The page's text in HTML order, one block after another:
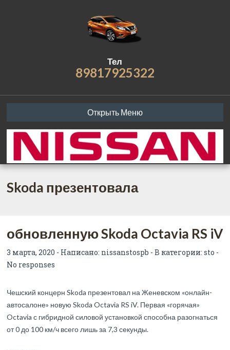
Тел
89817925322
Открыть Меню
Skoda презентовала
обновленную Skoda Octavia RS iV
3 марта, 2020 - Написано: nissanstospb - В категории:sto -
No responses
Чешский концерн Skoda презентовал на Женевском «онлайн-
автосалоне» новую Skoda Octavia RS iV. Первая «горячая»
Octavia с гибридной силовой установкой способна разогнаться
от 0 до 100 км/ч всего лишь за 7,3 секунды.